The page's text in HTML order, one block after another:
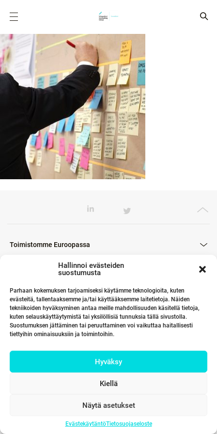
Hallinnoi evästeiden
suostumusta
Parhaan kokemuksen tarjoamiseksi käytämme teknologioita, kuten
evästeitä, tallentaaksemme ja/tai käyttääksemme laitetietoja. Näiden
tekniikoiden hyväksyminen antaa meille mahdollisuuden käsitellä tietoja,
kuten selauskäyttäytymistä tai yksilöllisiä tunnuksia tällä sivustolla.
Suostumuksen jättäminen tai peruuttaminen voi vaikuttaa haitallisesti
tiettyihin ominaisuuksiin ja toimintoihin.
Hyväksy
Kiellä
Näytä asetukset
EvästekäytäntöTietosuojaseloste
Toimistomme Euroopassa
Linkit